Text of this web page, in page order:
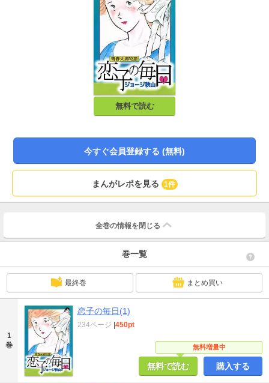
無料で読む
今すぐ会員登録する (無料)
まんがレポを見る 1件
全巻の情報を 閉じる
巻一覧
最終巻 まとめ買い
1
巻
恋子の毎日(1)
無料増量中
234ページ 450pt
無料で読む 購入する